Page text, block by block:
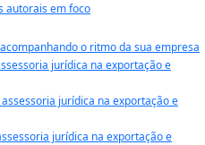
autorais em foco
o ritmo da sua empresa
jurídica na exportação e
jurídica na exportação e
jurídica na exportação e